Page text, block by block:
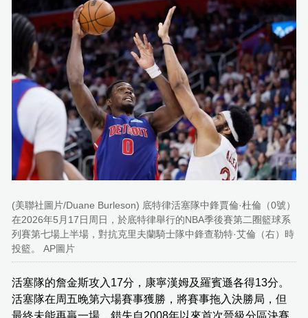
(美聯社圖片/Duane Burleson) 底特律活塞隊中鋒賈倫·杜倫（0號）
在2026年5月17日周日，於底特律舉行的NBA季後賽第二圈籃球系
列賽第七場上半場，對抗克里夫蘭騎士隊中鋒查勒特·艾倫（右）時
投籃。 AP圖片
活塞隊的詹金斯攻入17分，康寧漢姆及羅賓遜各得13分。
活塞隊在周五晚第六場賽事獲勝，將賽事拖入決勝局，但